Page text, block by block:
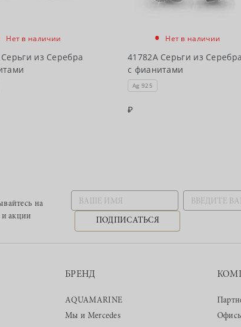
Нет в наличии
из Серебра
• Нет в наличии
41782А Серьги из Серебра
с фианитами
Ag 925
на
и акции
ПОДПИСАТЬСЯ
БРЕНД
AQUAMARINE
Мы и Mercedes